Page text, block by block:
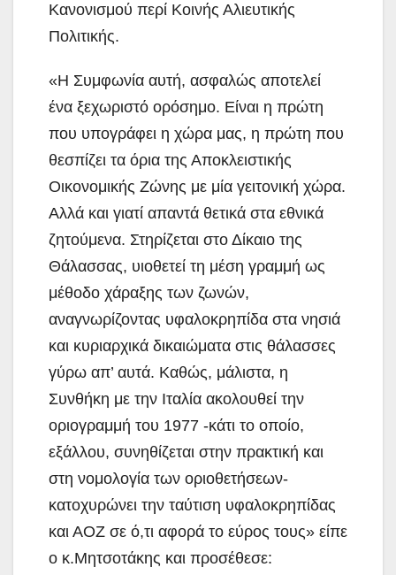
Κανονισμού περί Κοινής Αλιευτικής
Πολιτικής.
«Η Συμφωνία αυτή, ασφαλώς αποτελεί
ένα ξεχωριστό ορόσημο. Είναι η πρώτη
που υπογράφει η χώρα μας, η πρώτη που
θεσπίζει τα όρια της Αποκλειστικής
Οικονομικής Ζώνης με μία γειτονική χώρα.
Αλλά και γιατί απαντά θετικά στα εθνικά
ζητούμενα. Στηρίζεται στο Δίκαιο της
Θάλασσας, υιοθετεί τη μέση γραμμή ως
μέθοδο χάραξης των ζωνών,
αναγνωρίζοντας υφαλοκρηπίδα στα νησιά
και κυριαρχικά δικαιώματα στις θάλασσες
γύρω απ’ αυτά. Καθώς, μάλιστα, η
Συνθήκη με την Ιταλία ακολουθεί την
οριογραμμή του 1977 -κάτι το οποίο,
εξάλλου, συνηθίζεται στην πρακτική και
στη νομολογία των οριοθετήσεων-
κατοχυρώνει την ταύτιση υφαλοκρηπίδας
και ΑΟΖ σε ό,τι αφορά το εύρος τους» είπε
ο κ.Μητσοτάκης και προσέθεσε: